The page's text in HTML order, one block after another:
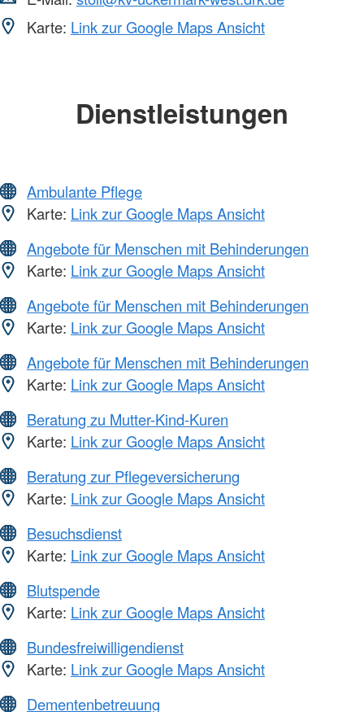
Karte: Link zur Google Maps Ansicht
Dienstleistungen
Ambulante Pflege
Karte: Link zur Google Maps Ansicht
Angebote für Menschen mit Behinderungen
Karte: Link zur Google Maps Ansicht
Angebote für Menschen mit Behinderungen
Karte: Link zur Google Maps Ansicht
Angebote für Menschen mit Behinderungen
Karte: Link zur Google Maps Ansicht
Beratung zu Mutter-Kind-Kuren
Karte: Link zur Google Maps Ansicht
Beratung zur Pflegeversicherung
Karte: Link zur Google Maps Ansicht
Besuchsdienst
Karte: Link zur Google Maps Ansicht
Blutspende
Karte: Link zur Google Maps Ansicht
Bundesfreiwilligendienst
Karte: Link zur Google Maps Ansicht
Dementenbetreuung